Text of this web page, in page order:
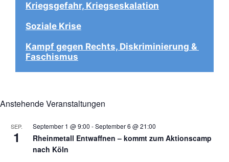
Kriegsgefahr, Kriegseskalation
Soziale Krise
Kampf gegen Rechts, Diskriminierung &
Faschismus
Anstehende Veranstaltungen
SEP.
1
September 1 @ 9:00 -September 6 @ 21:00
Rheinmetall Entwaffnen – kommt zum Aktionscamp
nach Köln